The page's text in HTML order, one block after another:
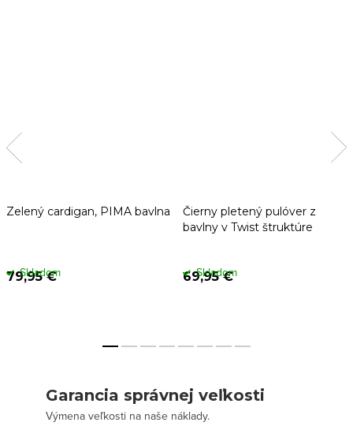
Zelený cardigan, PIMA bavlna
79,95 €
Skladom
Čierny pletený pulóver z
bavlny v Twist štruktúre
69,95 €
Skladom
Garancia správnej veľkosti
Výmena veľkosti na naše náklady.